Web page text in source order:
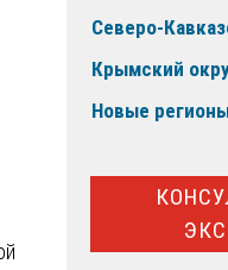
Северо-
Крымский
Новые